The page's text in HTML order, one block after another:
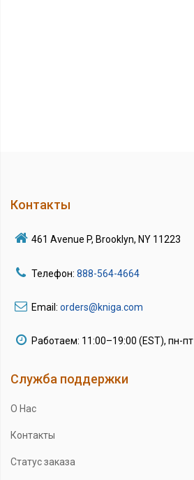
Контакты
461 Avenue P, Brooklyn, NY 11223
Телефон: 888-564-4664
Email: orders@kniga.com
Работаем: 11:00–19:00 (EST), пн-пт
Служба поддержки
О Нас
Контакты
Статус заказа